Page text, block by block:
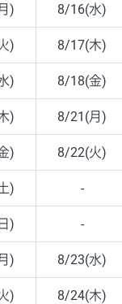
) 8/16(水)
) 8/17(木)
) 8/18(金)
) 8/21(月)
) 8/22(火)
) -
) -
) 8/23(水)
) 8/24(木)